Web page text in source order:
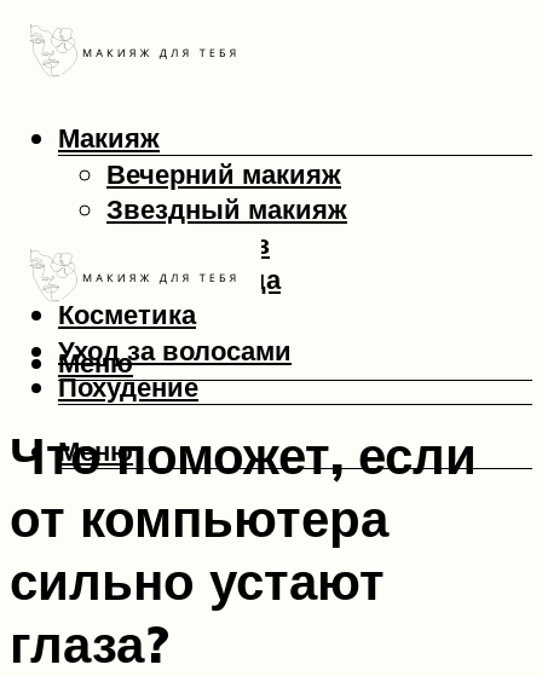
Макияж
Вечерний макияж
Звездный макияж
Макияж глаз
Макияж лица
Косметика
Уход за волосами
Похудение
Меню
Меню
Что поможет, если
от компьютера
сильно устают
глаза?